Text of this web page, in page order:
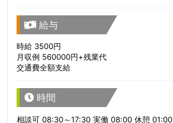
給与
時給 3500円
月収例 560000円+残業代
交通費全額支給
時間
相談可 08:30～17:30 実働 08:00 休憩 01:00